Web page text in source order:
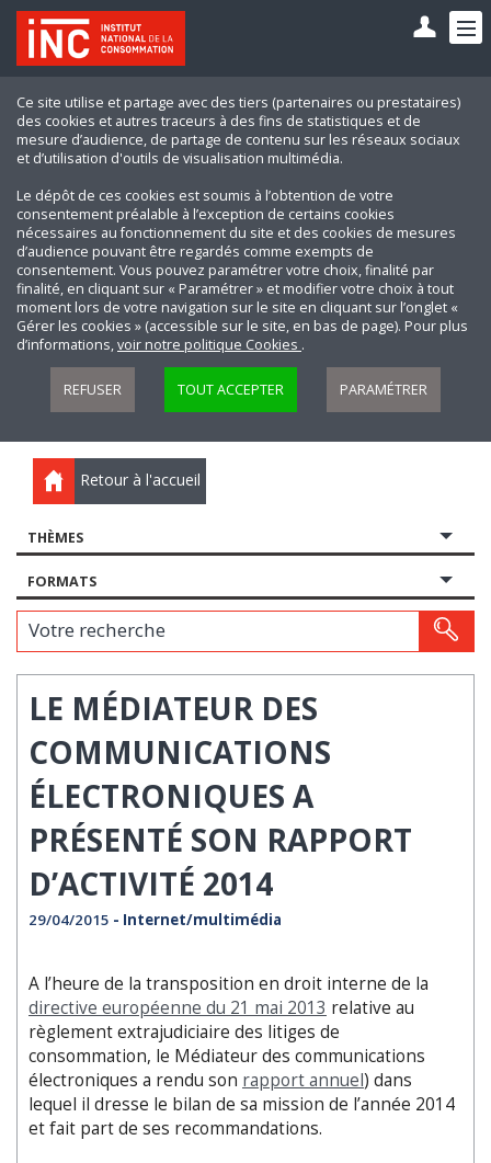
Ce site utilise et partage avec des tiers (partenaires ou prestataires)
des cookies et autres traceurs à des fins de statistiques et de
mesure d’audience, de partage de contenu sur les réseaux sociaux
et d’utilisation d'outils de visualisation multimédia.
Le dépôt de ces cookies est soumis à l’obtention de votre
consentement préalable à l’exception de certains cookies
nécessaires au fonctionnement du site et des cookies de mesures
d’audience pouvant être regardés comme exempts de
consentement. Vous pouvez paramétrer votre choix, finalité par
finalité, en cliquant sur « Paramétrer » et modifier votre choix à tout
moment lors de votre navigation sur le site en cliquant sur l’onglet «
Gérer les cookies » (accessible sur le site, en bas de page). Pour plus
d’informations,voir notre politique Cookies .
REFUSER TOUT ACCEPTER PARAMÉTRER
Retour à l'accueil
THÈMES
FORMATS
Votre recherche
LE MÉDIATEUR DES
COMMUNICATIONS
ÉLECTRONIQUES A
PRÉSENTÉ SON RAPPORT
D’ACTIVITÉ 2014
29/04/2015 - Internet/multimédia
A l’heure de la transposition en droit interne de la
directive européenne du 21 mai 2013 relative au
règlement extrajudiciaire des litiges de
consommation, le Médiateur des communications
électroniques a rendu son rapport annuel) dans
lequel il dresse le bilan de sa mission de l’année 2014
et fait part de ses recommandations.